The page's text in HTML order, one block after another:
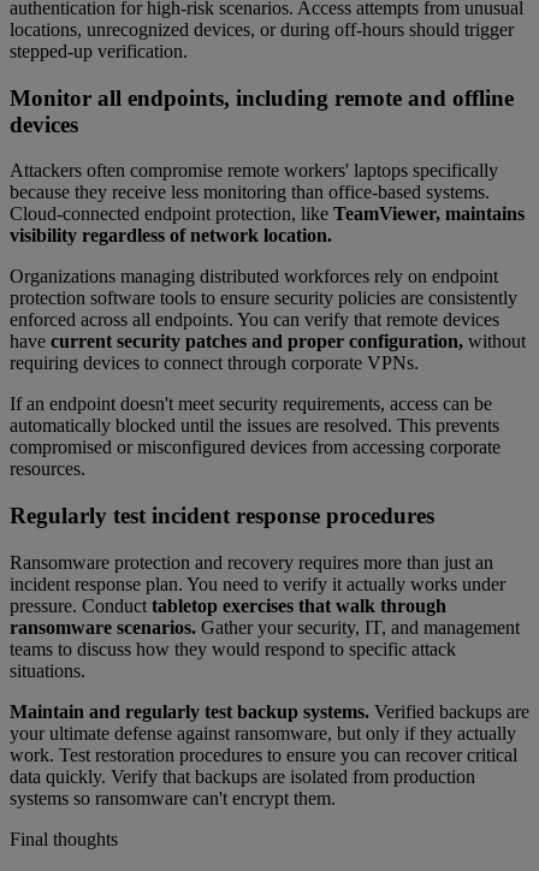
authentication for high-risk scenarios. Access attempts from unusual
locations, unrecognized devices, or during off-hours should trigger
stepped-up verification.
Monitor all endpoints, including remote and offline
devices
Attackers often compromise remote workers' laptops specifically
because they receive less monitoring than office-based systems.
Cloud-connected endpoint protection, like TeamViewer, maintains
visibility regardless of network location.
Organizations managing distributed workforces rely on endpoint
protection software tools to ensure security policies are consistently
enforced across all endpoints. You can verify that remote devices
have current security patches and proper configuration, without
requiring devices to connect through corporate VPNs.
If an endpoint doesn't meet security requirements, access can be
automatically blocked until the issues are resolved. This prevents
compromised or misconfigured devices from accessing corporate
resources.
Regularly test incident response procedures
Ransomware protection and recovery requires more than just an
incident response plan. You need to verify it actually works under
pressure. Conduct tabletop exercises that walk through
ransomware scenarios. Gather your security, IT, and management
teams to discuss how they would respond to specific attack
situations.
Maintain and regularly test backup systems. Verified backups are
your ultimate defense against ransomware, but only if they actually
work. Test restoration procedures to ensure you can recover critical
data quickly. Verify that backups are isolated from production
systems so ransomware can't encrypt them.
Final thoughts